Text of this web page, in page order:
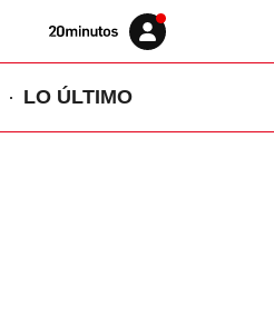
Volver
Iniciar
sesión
LO ÚLTIMO